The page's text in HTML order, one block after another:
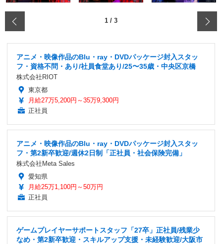
1 / 3
アニメ・映像作品のBlu・ray・DVDパッケージ封入スタッ
フ・資格不問・あり/社員食堂あり/25〜35歳・中央区京橋
株式会社RIOT
東京都
月給27万5,200円～35万9,300円
正社員
アニメ・映像作品のBlu・ray・DVDパッケージ封入スタッ
フ・第2新卒歓迎/週休2日制「正社員・社会保険完備」
株式会社Meta Sales
愛知県
月給25万1,100円～50万円
正社員
ゲームプレイヤーサポートスタッフ「27卒」正社員/残業少
なめ・第2新卒歓迎・スキルアップ支援・未経験歓迎/大阪市